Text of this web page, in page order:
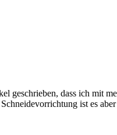
geschrieben, dass ich mit
Schneidevorrichtung ist es